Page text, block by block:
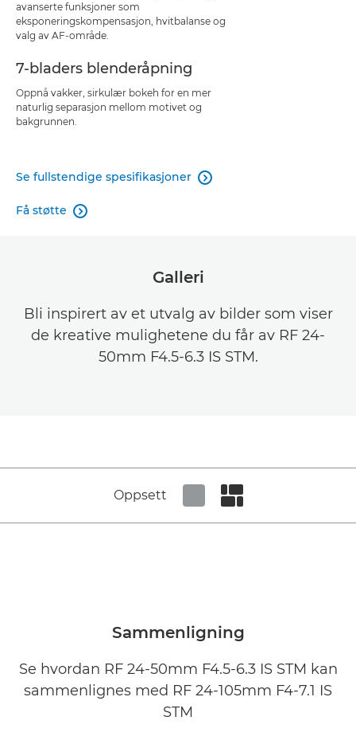
avanserte funksjoner som
eksponeringskompensasjon, hvitbalanse og
valg av AF-område.
7-bladers blenderåpning
Oppnå vakker, sirkulær bokeh for en mer
naturlig separasjon mellom motivet og
bakgrunnen.
Se fullstendige spesifikasjoner 
Få støtte 
Galleri
Bli inspirert av et utvalg av bilder som viser
de kreative mulighetene du får av RF 24-
50mm F4.5-6.3 IS STM.
Oppsett
Sammenligning
Se hvordan RF 24-50mm F4.5-6.3 IS STM kan
sammenlignes med RF 24-105mm F4-7.1 IS
STM